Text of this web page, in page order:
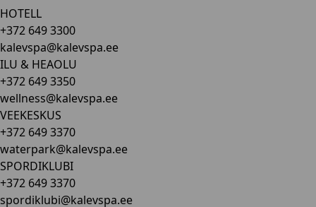
HOTELL
+372 649 3300
kalevspa@kalevspa.ee
ILU & HEAOLU
+372 649 3350
wellness@kalevspa.ee
VEEKESKUS
+372 649 3370
waterpark@kalevspa.ee
SPORDIKLUBI
+372 649 3370
spordiklubi@kalevspa.ee